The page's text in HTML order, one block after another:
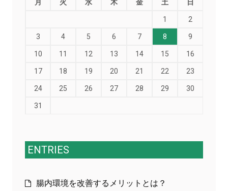
月 火 水 木 金 土 日
1 2
3 4 5 6 7 8 9
10 11 12 13 14 15 16
17 18 19 20 21 22 23
24 25 26 27 28 29 30
31
ENTRIES
腸内環境を改善するメリットとは？